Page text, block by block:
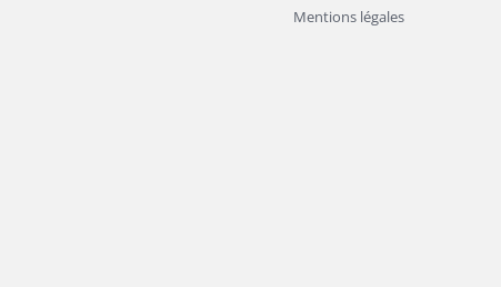
Mentions légales